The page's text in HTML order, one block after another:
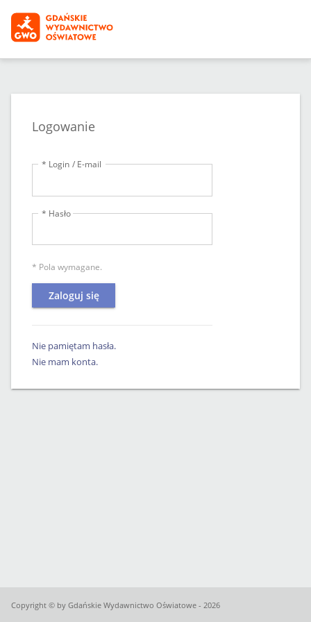
Logowanie
* Login / E-mail
* Hasło
* Pola wymagane.
Zaloguj się
Nie pamiętam hasła.
Nie mam konta.
Copyright © by Gdańskie Wydawnictwo Oświatowe - 2026